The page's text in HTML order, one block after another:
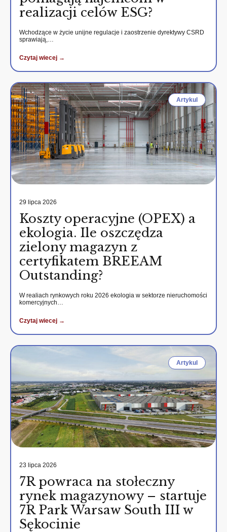
realizacji celów ESG?
Wchodzące w życie unijne regulacje i zaostrzenie dyrektywy CSRD
sprawiają,…
Czytaj wiecej →
Artykul
29 lipca 2026
Koszty operacyjne (OPEX) a
ekologia. Ile oszczędza
zielony magazyn z
certyfikatem BREEAM
Outstanding?
W realiach rynkowych roku 2026 ekologia w sektorze nieruchomości
komercyjnych…
Czytaj wiecej →
Artykul
23 lipca 2026
7R powraca na stołeczny
rynek magazynowy – startuje
7R Park Warsaw South III w
Sękocinie